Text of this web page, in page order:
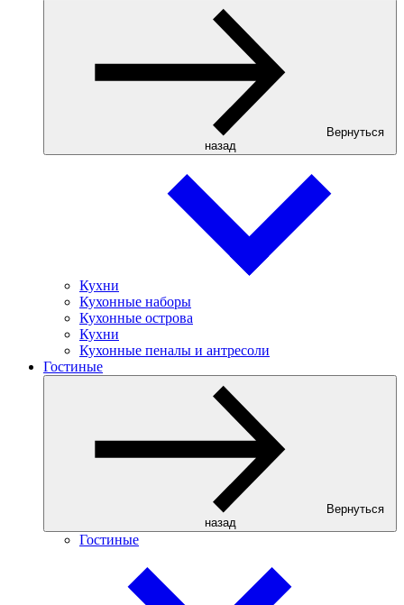
Вернуться
назад
Кухни
Кухонные наборы
Кухонные острова
Кухни
Кухонные пеналы и антресоли
Гостиные
Вернуться
назад
Гостиные